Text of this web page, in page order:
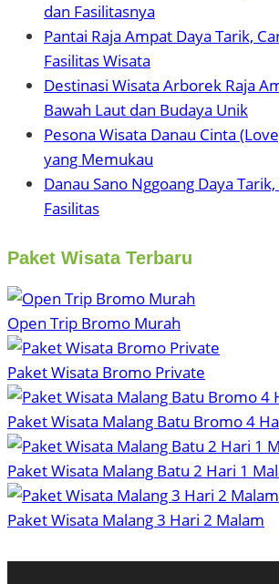
dan Fasilitasnya
Pantai Raja Ampat Daya Tarik,
Fasilitas Wisata
Destinasi Wisata Arborek Raja
Bawah Laut dan Budaya Unik
Pesona Wisata Danau Cinta
yang Memukau
Danau Sano Nggoang Daya
Fasilitas
Paket Wisata Terbaru
Open Trip Bromo Murah
Paket Wisata Bromo Private
Paket Wisata Malang Batu Bromo 4
Paket Wisata Malang Batu 2 Hari 1
Paket Wisata Malang 3 Hari 2 Malam